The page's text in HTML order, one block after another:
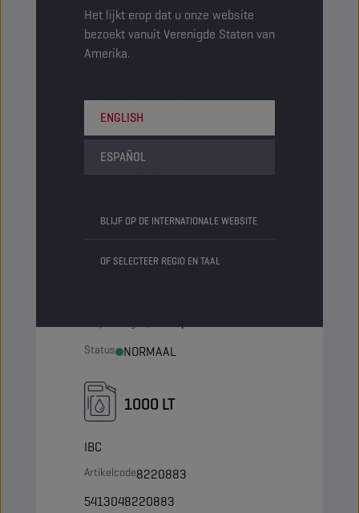
Het lijkt erop dat u onze website
bezoekt vanuit Verenigde Staten van
Amerika.
ENGLISH
ESPAÑOL
BLIJF OP DE INTERNATIONALE WEBSITE
OF SELECTEER REGIO EN TAAL
Artikelcode 8221187
5413048221187
Status NORMAAL
5413048221286
4
Status NORMAAL
1000 LT
IBC
Artikelcode8220883
5413048220883